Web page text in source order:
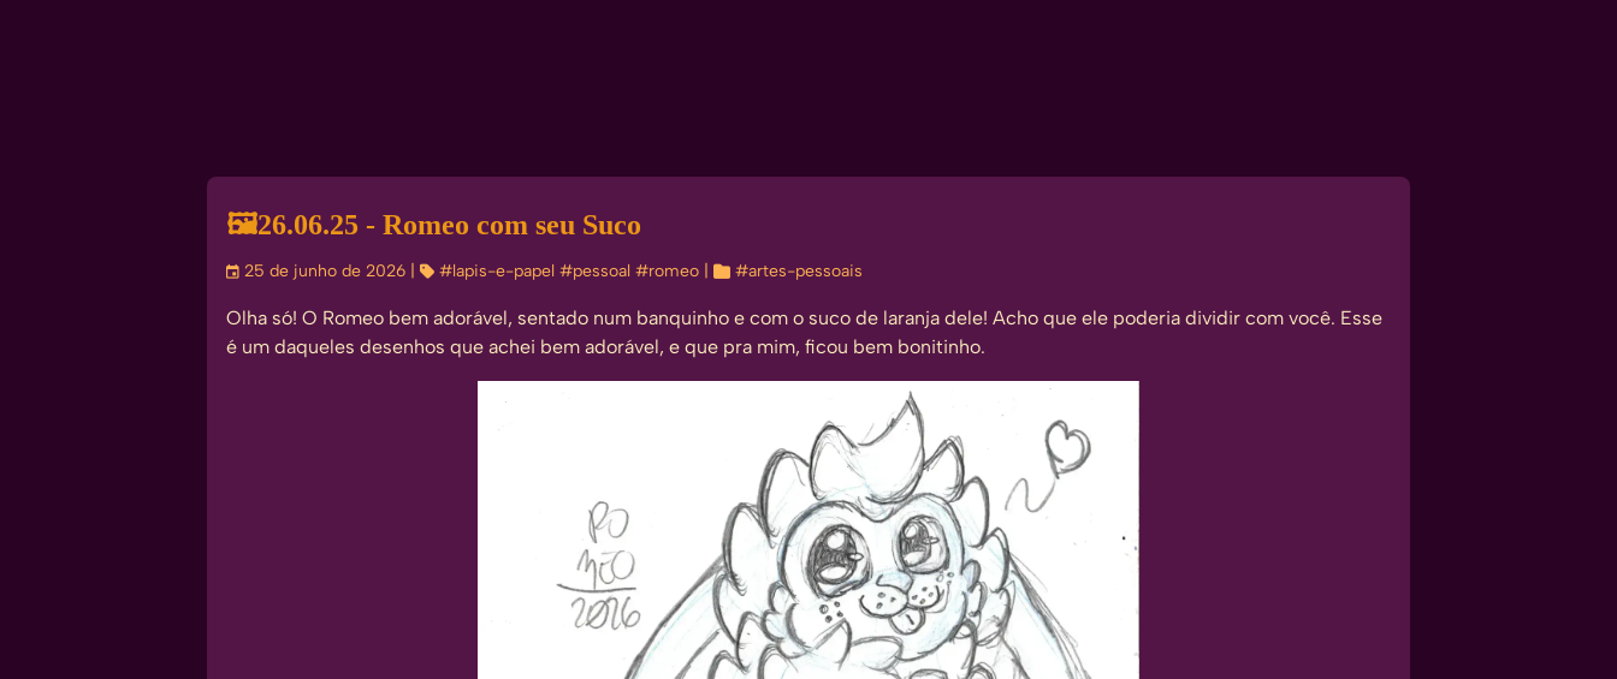
🖼️26.06.25 - Romeo com seu Suco
󰃭 25 de junho de 2026 |  #lapis-e-papel #pessoal #romeo |  #artes-pessoais
Olha só! O Romeo bem adorável, sentado num banquinho e com o suco de laranja dele! Acho que ele poderia dividir com você. Esse
é um daqueles desenhos que achei bem adorável, e que pra mim, ficou bem bonitinho.